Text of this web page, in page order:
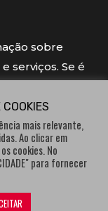
sobre
serviços. Se é
do
por
mais relevante,
Ao clicar em
cookies. No
para fornecer